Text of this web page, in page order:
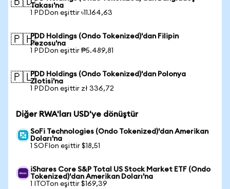
Takası'na
1 PDDon eşittir ৳11.164,63
🇵🇭PDD Holdings (Ondo Tokenized)'dan Filipin
Pezosu'na
1 PDDon eşittir ₱5.489,81
🇵🇱PDD Holdings (Ondo Tokenized)'dan Polonya
Zlotisi'na
1 PDDon eşittir zł 336,72
Diğer RWA'ları USD'ye dönüştür
SoFi Technologies (Ondo Tokenized)'dan Amerikan
Doları'na
1 SOFIon eşittir $18,51
iShares Core S&P Total US Stock Market ETF (Ondo
Tokenized)'dan Amerikan Doları'na
1 ITOTon eşittir $169,39